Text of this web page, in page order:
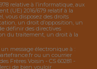
relative à l’informatique, aux
(UE) 2016/679 relatif à la
vous disposez des droits
un droit d’opposition, un
définir des directives
du traitement, un droit à la
message électronique à :
ou un courrier
Frères Voisin - CS 60281 -
de bien vouloir